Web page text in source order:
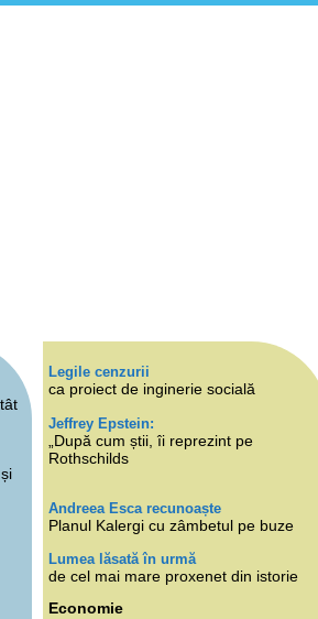
Legile cenzurii
ca proiect de inginerie socială
Jeffrey Epstein:
„După cum știi, îi reprezint pe
Rothschilds
Andreea Esca recunoaște
Planul Kalergi cu zâmbetul pe buze
Lumea lăsată în urmă
de cel mai mare proxenet din istorie
Economie